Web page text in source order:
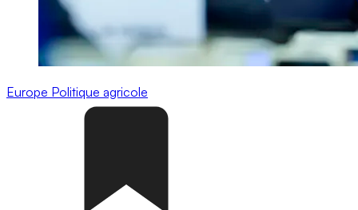
Europe Politique agricole